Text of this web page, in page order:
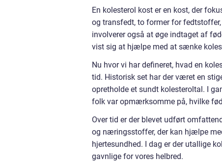
En kolesterol kost er en kost, der
og transfedt, to former for
involverer også at øge indtaget af
vist sig at hjælpe med at sænke
Nu hvor vi har defineret, hvad en
tid. Historisk set har der været en
opretholde et sundt kolesteroltal. I
folk var opmærksomme på, hvilke
Over tid er der blevet udført
og næringsstoffer, der kan hjælpe
hjertesundhed. I dag er der utallige
gavnlige for vores helbred.